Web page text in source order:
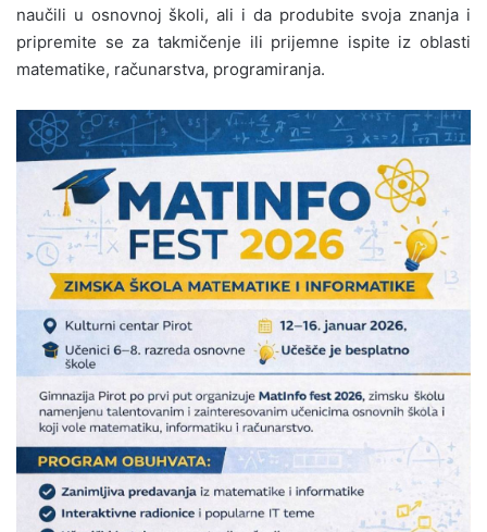
naučili u osnovnoj školi, ali i da produbite svoja znanja i
pripremite se za takmičenje ili prijemne ispite iz oblasti
matematike, računarstva, programiranja.